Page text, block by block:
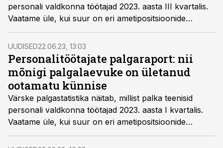
personali valdkonna töötajad 2023. aasta III kvartalis.
Vaatame üle, kui suur on eri ametipositsioonide
keskmine palk ja mis suuna on võtnud palgalõhe.
UUDISED22.06.23, 13:03
Personalitöötajate palgaraport: nii
mõnigi palgalaevuke on ületanud
ootamatu künnise
Värske palgastatistika näitab, millist palka teenisid
personali valdkonna töötajad 2023. aasta I kvartalis.
Vaatame üle, kui suur on eri ametipositsioonide
keskmine palk ja mis suuna on võtnud palgalõhe.